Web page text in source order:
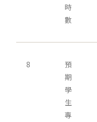
時
數
8
預
期
學
生
專